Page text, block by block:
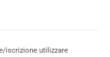
iscrizione utilizzare